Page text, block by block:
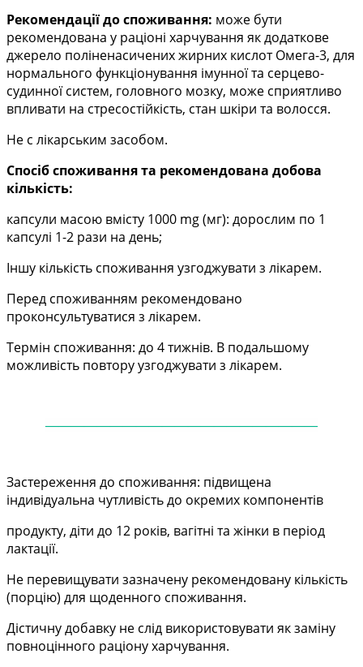
Рекомендації до споживання: може бути
рекомендована у раціоні харчування як додаткове
джерело поліненасичених жирних кислот Омега-3, для
нормального функціонування імунної та серцево-
судинної систем, головного мозку, може сприятливо
впливати на стресостійкість, стан шкіри та волосся.
Не с лікарським засобом.
Спосіб споживання та рекомендована добова
кількість:
капсули масою вмісту 1000 mg (мг): дорослим по 1
капсулі 1-2 рази на день;
Іншу кількість споживання узгоджувати з лікарем.
Перед споживанням рекомендовано
проконсультуватися з лікарем.
Термін споживання: до 4 тижнів. В подальшому
можливість повтору узгоджувати з лікарем.
—————————————————————
Застереження до споживання: підвищена
індивідуальна чутливість до окремих компонентів
продукту, діти до 12 років, вагітні та жінки в період
лактації.
Не перевищувати зазначену рекомендовану кількість
(порцію) для щоденного споживання.
Дістичну добавку не слід використовувати як заміну
повноцінного раціону харчування.